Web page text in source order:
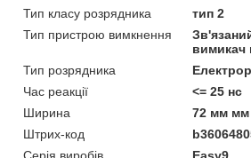
Тип класу розрядника
тип 2
Тип пристрою вимкнення
вимикач
Тип розрядника
Час реакції
<= 25 нс
Ширина
72 мм мм
Штрих-код
Серія виробів
Easy9